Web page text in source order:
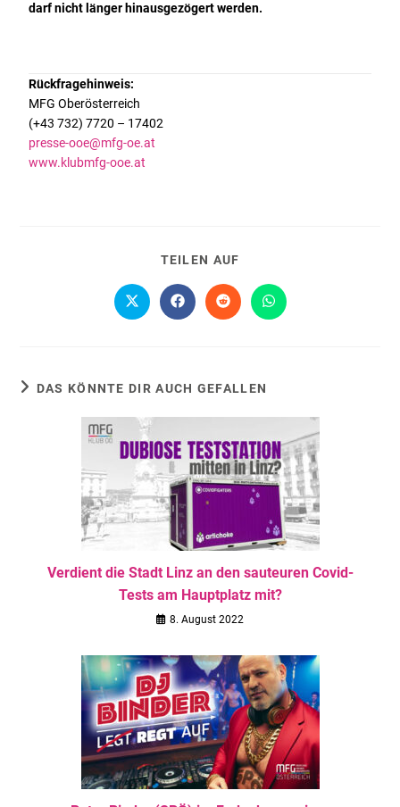
darf nicht länger hinausgezögert werden.
Rückfragehinweis:
MFG Oberösterreich
(+43 732) 7720 – 17402
presse-ooe@mfg-oe.at
www.klubmfg-ooe.at
TEILEN AUF
DAS KÖNNTE DIR AUCH GEFALLEN
Verdient die Stadt Linz an den sauteuren Covid-
Tests am Hauptplatz mit?
8. August 2022